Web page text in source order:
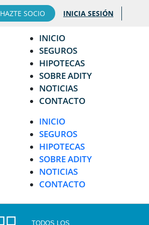
HAZTE SOCIO INICIA SESIÓN
INICIO
SEGUROS
HIPOTECAS
SOBRE ADITY
NOTICIAS
CONTACTO
INICIO
SEGUROS
HIPOTECAS
SOBRE ADITY
NOTICIAS
CONTACTO
TODOS LOS